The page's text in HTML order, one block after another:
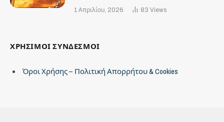
1 Απριλίου, 2026 83 Views
ΧΡΗΣΙΜΟΙ ΣΥΝΔΕΣΜΟΙ
Όροι Χρήσης – Πολιτική Απορρήτου & Cookies